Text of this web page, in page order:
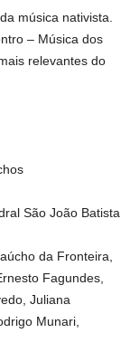
música nativista.
– Música dos
relevantes do
São João Batista
da Fronteira,
Fagundes,
Juliana
Munari,